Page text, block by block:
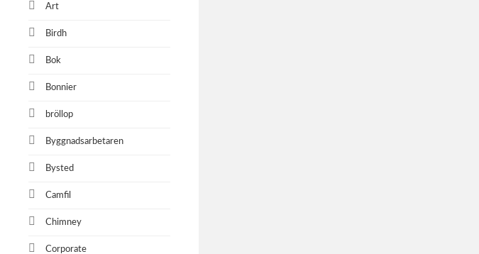
Art
Birdh
Bok
Bonnier
bröllop
Byggnadsarbetaren
Bysted
Camfil
Chimney
Corporate